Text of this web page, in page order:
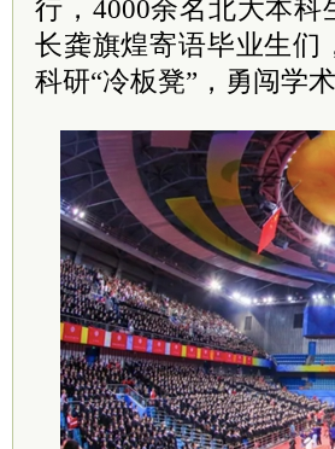
行，4000余名北大本
长龚旗煌寄语毕业生们
科研“冷板凳”，勇闯学术